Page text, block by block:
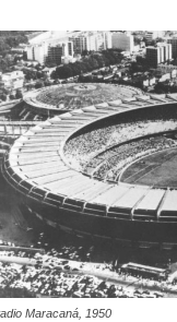
Maracaná, 1950